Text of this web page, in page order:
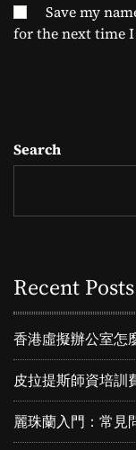
Save my
for the next time
Search
Recent Posts
香港虛擬辦公室怎
皮拉提斯師資培訓
麗珠蘭入門：常見